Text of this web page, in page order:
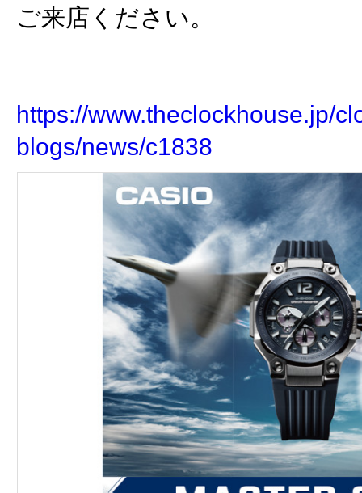
ご来店ください。
https://www.theclockhouse.jp/
blogs/news/c1838